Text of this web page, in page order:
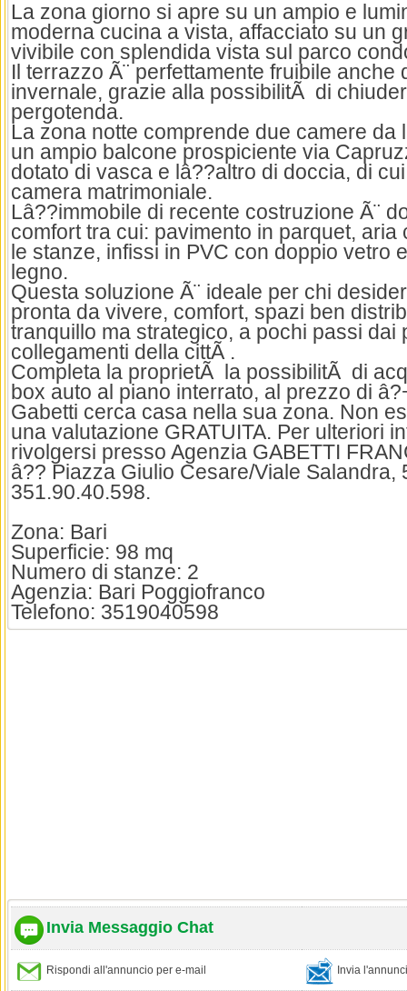
La zona giorno si apre su un ampio e
moderna cucina a vista, affacciato su un
vivibile con splendida vista sul parco
Il terrazzo Ã¨ perfettamente fruibile anche
invernale, grazie alla possibilitÃ di
pergotenda.
La zona notte comprende due camere da
un ampio balcone prospiciente via
dotato di vasca e lâ??altro di doccia, di
camera matrimoniale.
Lâ??immobile di recente costruzione Ã¨
comfort tra cui: pavimento in parquet, aria
le stanze, infissi in PVC con doppio vetro
legno.
Questa soluzione Ã¨ ideale per chi
pronta da vivere, comfort, spazi ben
tranquillo ma strategico, a pochi passi dai
collegamenti della cittÃ .
Completa la proprietÃ la possibilitÃ di
box auto al piano interrato, al prezzo di
Gabetti cerca casa nella sua zona. Non
una valutazione GRATUITA. Per ulteriori
rivolgersi presso Agenzia GABETTI
â?? Piazza Giulio Cesare/Viale Salandra,
351.90.40.598.
Zona: Bari
Superficie: 98 mq
Numero di stanze: 2
Agenzia: Bari Poggiofranco
Telefono: 3519040598
Invia Messaggio Chat
Rispondi all'annuncio per e-mail Invia